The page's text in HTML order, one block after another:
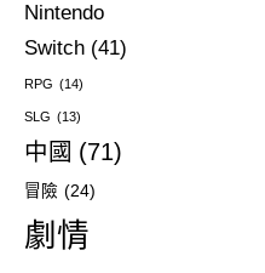
Nintendo
Switch (41)
RPG (14)
SLG (13)
中國 (71)
冒險 (24)
劇情